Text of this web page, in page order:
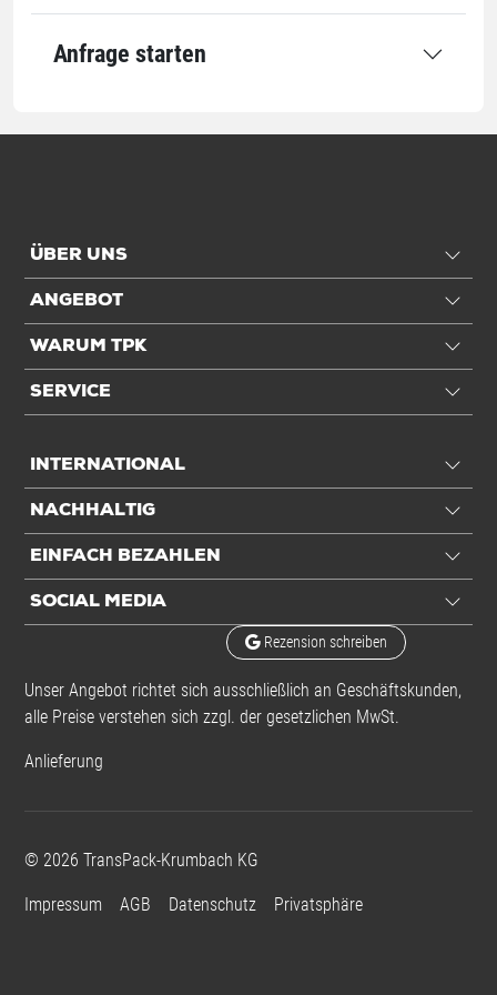
Anwendung
Einheiten
Einheiten
Anfrage starten
ÜBER UNS
ANGEBOT
WARUM TPK
SERVICE
INTERNATIONAL
NACHHALTIG
EINFACH BEZAHLEN
SOCIAL MEDIA
Rezension schreiben
Unser Angebot richtet sich ausschließlich an Geschäftskunden,
alle Preise verstehen sich zzgl. der gesetzlichen MwSt.
Anlieferung
© 2026 TransPack-Krumbach KG
Impressum AGB Datenschutz Privatsphäre